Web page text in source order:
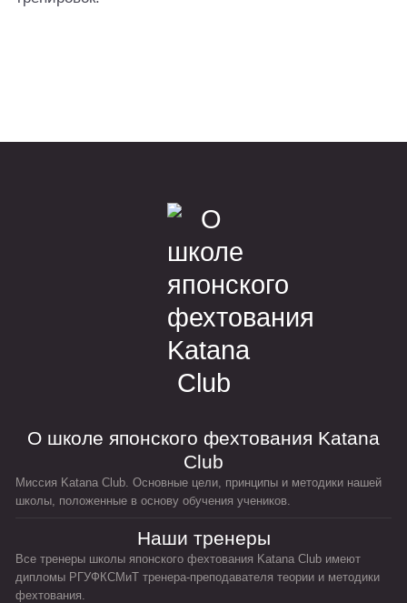
О школе японского фехтования Katana
Club
Миссия Katana Club. Основные цели, принципы и методики нашей
школы, положенные в основу обучения учеников.
Наши тренеры
Все тренеры школы японского фехтования Katana Club имеют
дипломы РГУФКСМиТ тренера-преподавателя теории и методики
фехтования.